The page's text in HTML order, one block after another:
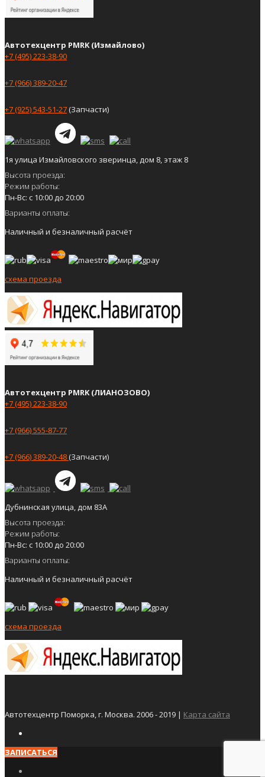
Автотехцентр PMRK (Измайлово)
+7 (495) 223-38-90
+7 (966) 389-20-47
+7 (925) 543-51-27(Запчасти)
1я улица Измайловского зверинца, дом 8, этаж 8
Высота проезда:
Режим работы:
Пн-Вс: с 10:00 до 20:00
Варианты оплаты:
Наличный и безналичный расчёт
схема проезда
Автотехцентр PMRK (ЛИАНОЗОВО)
+7 (495) 223-38-90
+7 (966) 555-87-77
+7 (966) 389-20-48(Запчасти)
Дубнинская улица, дом 83А
Высота проезда:
Режим работы:
Пн-Вс: с 10:00 до 20:00
Варианты оплаты:
Наличный и безналичный расчёт
схема проезда
Автотехцентр Поморка, г. Москва. 2006 - 2019 | Карта сайта
ЗАПИСАТЬСЯ